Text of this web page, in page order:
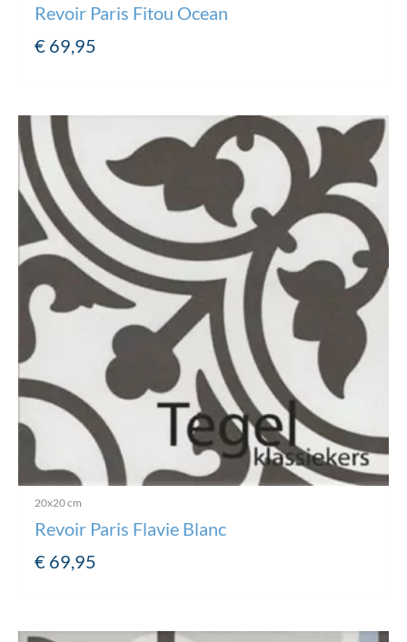
Revoir Paris Fitou Ocean
€ 69,95
20x20 cm
Revoir Paris Flavie Blanc
€ 69,95